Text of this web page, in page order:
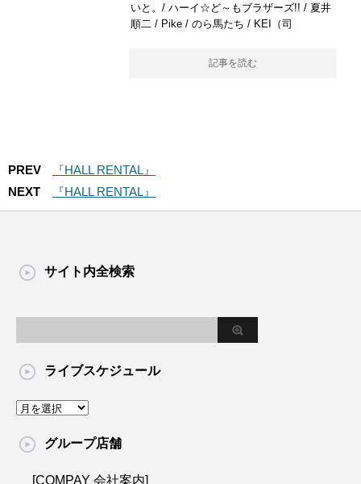
いと。/ ハーイ☆ど～もブラザーズ!! / 夏井
順二 / Pike / のら馬たち / KEI（司
記事を読む
PREV
『HALL RENTAL』
NEXT
『HALL RENTAL』
サイト内全検索
ライブスケジュール
グループ店舗
[COMPAY 会社案内]